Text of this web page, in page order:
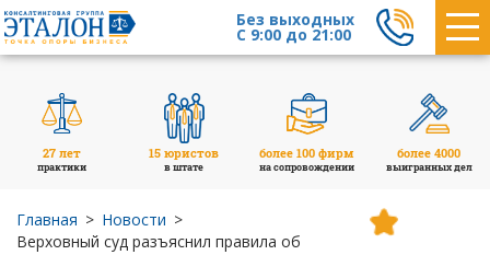
Без выходных
С 9:00 до 21:00
27 лет
практики
15 юристов
в штате
более 100 фирм
на сопровождении
более 4000
выигранных дел
Главная
Новости
Верховный суд разъяснил правила об